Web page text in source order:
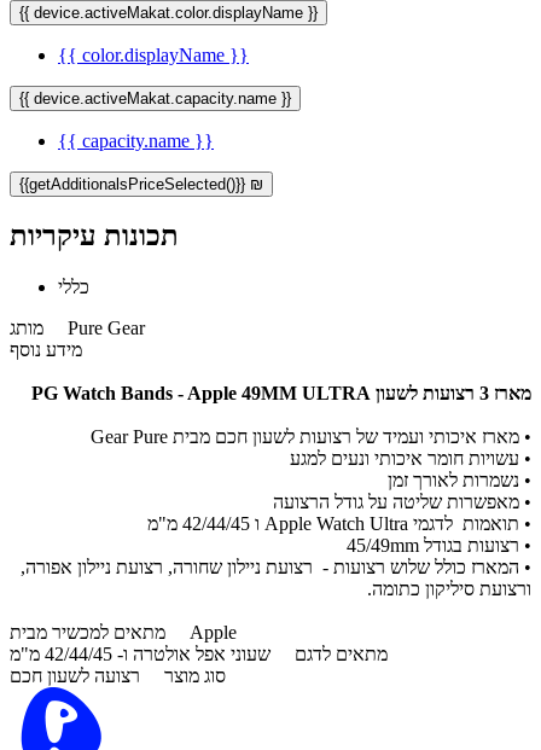
{{ device.activeMakat.color.displayName }}
{{ color.displayName }}
{{ device.activeMakat.capacity.name }}
{{ capacity.name }}
{{getAdditionalsPriceSelected()}} ₪
תכונות עיקריות
כללי
מותג Pure Gear
מידע נוסף
מארז 3 רצועות לשעון PG Watch Bands - Apple 49MM ULTRA
• מארז איכותי ועמיד של רצועות לשעון חכם מבית Gear Pure
• עשויות חומר איכותי ונעים למגע
• נשמרות לאורך זמן
• מאפשרות שליטה על גודל הרצועה
• תואמות לדגמי Apple Watch Ultra ו 42/44/45 מ"מ
• רצועות בגודל 45/49mm
• המארז כולל שלוש רצועות - רצועת ניילון שחורה, רצועת ניילון אפורה,
ורצועת סיליקון כתומה.
מתאים למכשיר מבית Apple
מתאים לדגם שעוני אפל אולטרה ו- 42/44/45 מ"מ
סוג מוצר רצועה לשעון חכם